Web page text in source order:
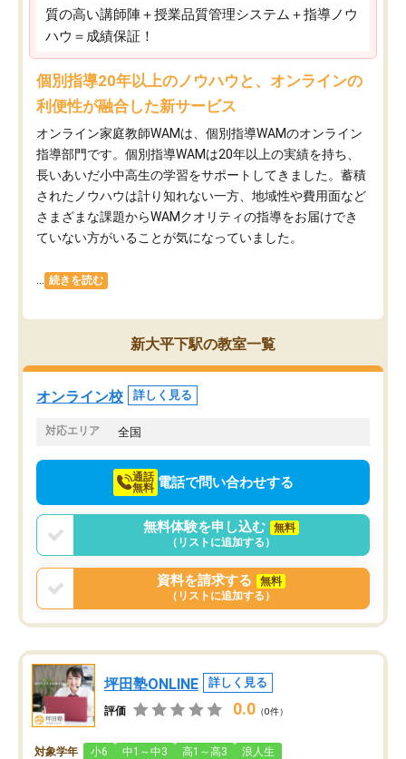
質の高い講師陣＋授業品質管理システム＋指導ノウ
ハウ＝成績保証！
個別指導20年以上のノウハウと、オンラインの
利便性が融合した新サービス
オンライン家庭教師WAMは、個別指導WAMのオンライン
指導部門です。個別指導WAMは20年以上の実績を持ち、
長いあいだ小中高生の学習をサポートしてきました。蓄積
されたノウハウは計り知れない一方、地域性や費用面など
さまざまな課題からWAMクオリティの指導をお届けでき
ていない方がいることが気になっていました。
続きを読む
新大平下駅の教室一覧
オンライン校 詳しく見る
対応エリア 全国
通話
無料 電話で問い合わせする
無料体験を申し込む
無料
（リストに追加する）
資料を請求する
無料
（リストに追加する）
坪田塾ONLINE 詳しく見る
評価 0.0 （0件）
対象学年 小6 中1～中3 高1～高3 浪人生